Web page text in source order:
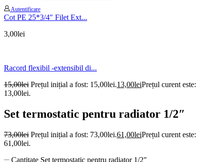
Autentificare
Cot PE 25*3/4″ Filet Ext...
3,00lei
Racord flexibil -extensibil di...
15,00lei Prețul inițial a fost: 15,00lei.13,00leiPrețul curent este:
13,00lei.
Set termostatic pentru radiator 1/2″
73,00lei Prețul inițial a fost: 73,00lei.61,00leiPrețul curent este:
61,00lei.
Cantitate Set termostatic pentru radiator 1/2"